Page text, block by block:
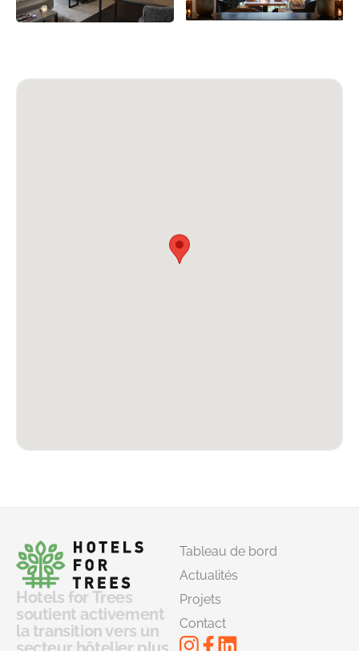
Hotels for Trees
soutient activement
la transition vers un
Tableau de bord
Actualités
Projets
Contact